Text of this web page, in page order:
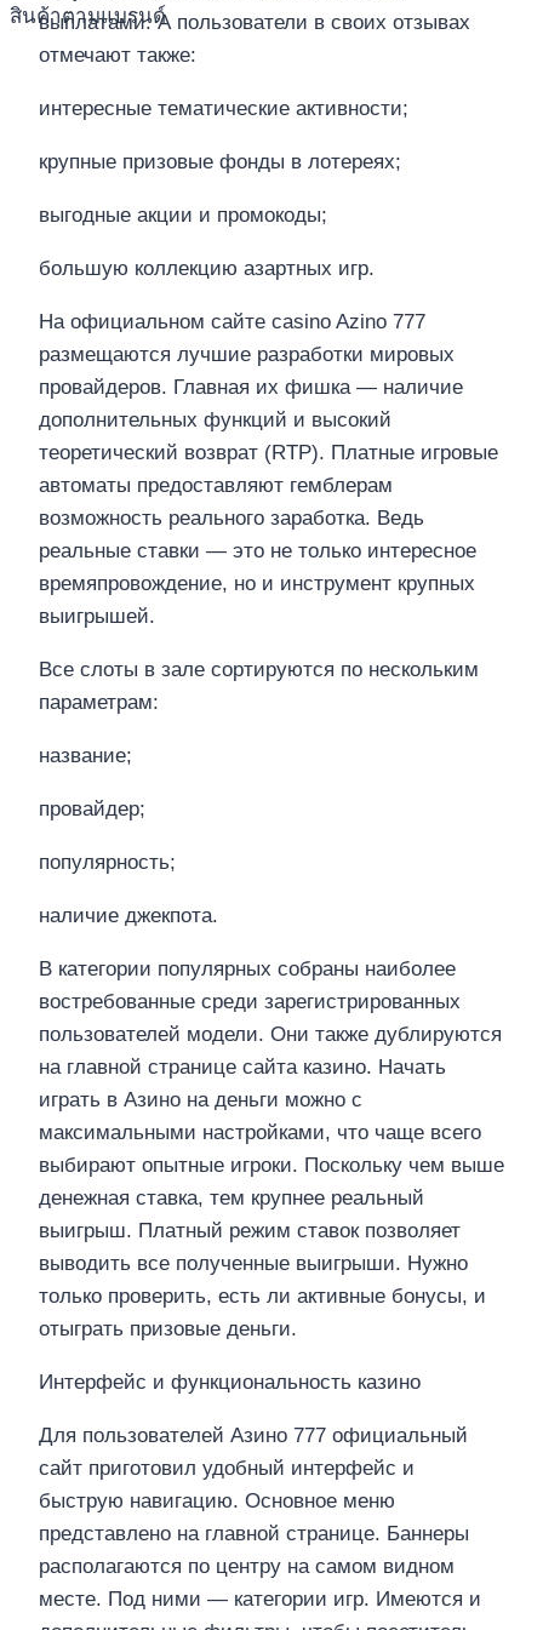
สินค้าตามแบรนด์
выплатами. А пользователи в своих отзывах
отмечают также:
интересные тематические активности;
крупные призовые фонды в лотереях;
выгодные акции и промокоды;
большую коллекцию азартных игр.
На официальном сайте casino Azino 777
размещаются лучшие разработки мировых
провайдеров. Главная их фишка — наличие
дополнительных функций и высокий
теоретический возврат (RTP). Платные игровые
автоматы предоставляют гемблерам
возможность реального заработка. Ведь
реальные ставки — это не только интересное
времяпровождение, но и инструмент крупных
выигрышей.
Все слоты в зале сортируются по нескольким
параметрам:
название;
провайдер;
популярность;
наличие джекпота.
В категории популярных собраны наиболее
востребованные среди зарегистрированных
пользователей модели. Они также дублируются
на главной странице сайта казино. Начать
играть в Азино на деньги можно с
максимальными настройками, что чаще всего
выбирают опытные игроки. Поскольку чем выше
денежная ставка, тем крупнее реальный
выигрыш. Платный режим ставок позволяет
выводить все полученные выигрыши. Нужно
только проверить, есть ли активные бонусы, и
отыграть призовые деньги.
Интерфейс и функциональность казино
Для пользователей Азино 777 официальный
сайт приготовил удобный интерфейс и
быструю навигацию. Основное меню
представлено на главной странице. Баннеры
располагаются по центру на самом видном
месте. Под ними — категории игр. Имеются и